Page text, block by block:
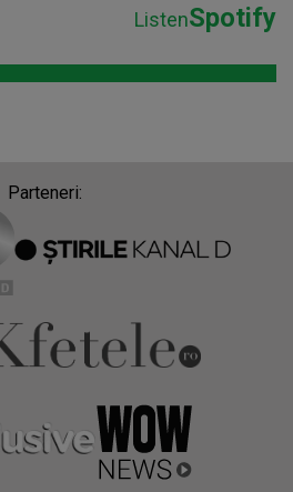
ListenSpotify
Parteneri: